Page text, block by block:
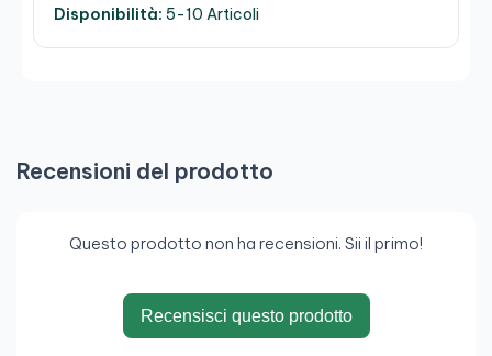
Disponibilità: 5-10 Articoli
Recensioni del prodotto
Questo prodotto non ha recensioni. Sii il primo!
Recensisci questo prodotto